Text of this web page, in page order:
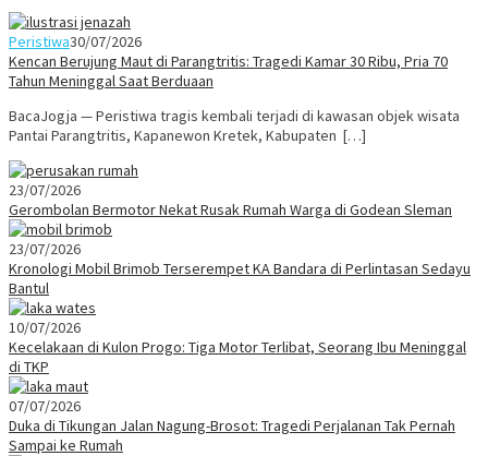
Peristiwa30/07/2026
Kencan Berujung Maut di Parangtritis: Tragedi Kamar 30 Ribu, Pria 70
Tahun Meninggal Saat Berduaan
BacaJogja — Peristiwa tragis kembali terjadi di kawasan objek wisata
Pantai Parangtritis, Kapanewon Kretek, Kabupaten […]
23/07/2026
Gerombolan Bermotor Nekat Rusak Rumah Warga di Godean Sleman
23/07/2026
Kronologi Mobil Brimob Terserempet KA Bandara di Perlintasan Sedayu
Bantul
10/07/2026
Kecelakaan di Kulon Progo: Tiga Motor Terlibat, Seorang Ibu Meninggal
di TKP
07/07/2026
Duka di Tikungan Jalan Nagung-Brosot: Tragedi Perjalanan Tak Pernah
Sampai ke Rumah